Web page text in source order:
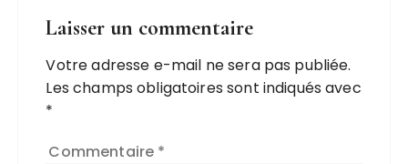
Laisser un commentaire
Votre adresse e-mail ne sera pas publiée.
Les champs obligatoires sont indiqués avec
*
Commentaire *